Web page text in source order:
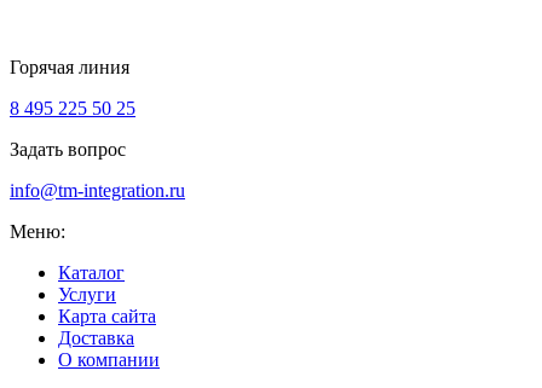
Горячая линия
8 495 225 50 25
Задать вопрос
info@tm-integration.ru
Меню:
Каталог
Услуги
Карта сайта
Доставка
О компании